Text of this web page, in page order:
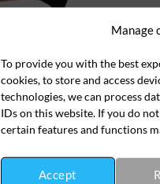
Manage
To provide you with the best
cookies, to store and access
technologies, we can process
IDs on this website. If you do
certain features and functions
Accept